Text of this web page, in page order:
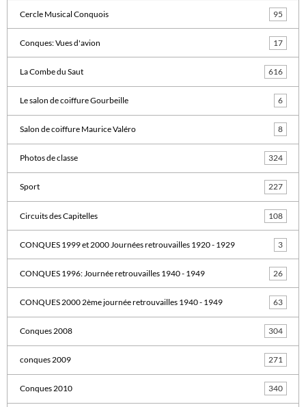
Cercle Musical Conquois 95
Conques: Vues d'avion 17
La Combe du Saut 616
Le salon de coiffure Gourbeille 6
Salon de coiffure Maurice Valéro 8
Photos de classe 324
Sport 227
Circuits des Capitelles 108
CONQUES 1999 et 2000 Journées retrouvailles 1920 - 1929 3
CONQUES 1996: Journée retrouvailles 1940 - 1949 26
CONQUES 2000 2ème journée retrouvailles 1940 - 1949 63
Conques 2008 304
conques 2009 271
Conques 2010 340